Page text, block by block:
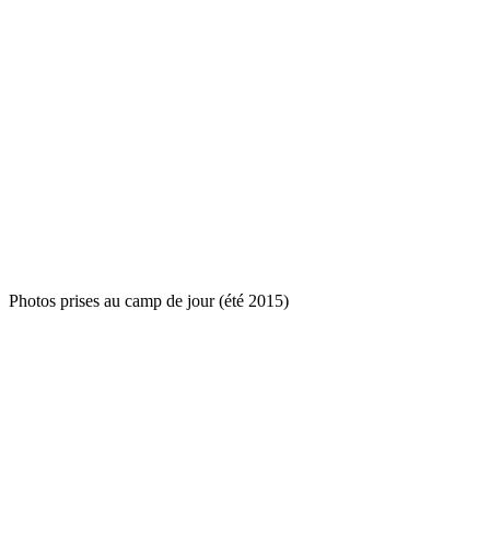
Photos prises au camp de jour (été 2015)